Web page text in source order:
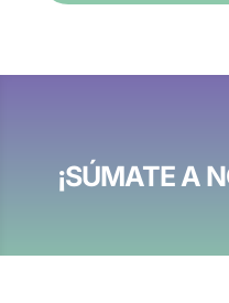
¡SÚMATE A